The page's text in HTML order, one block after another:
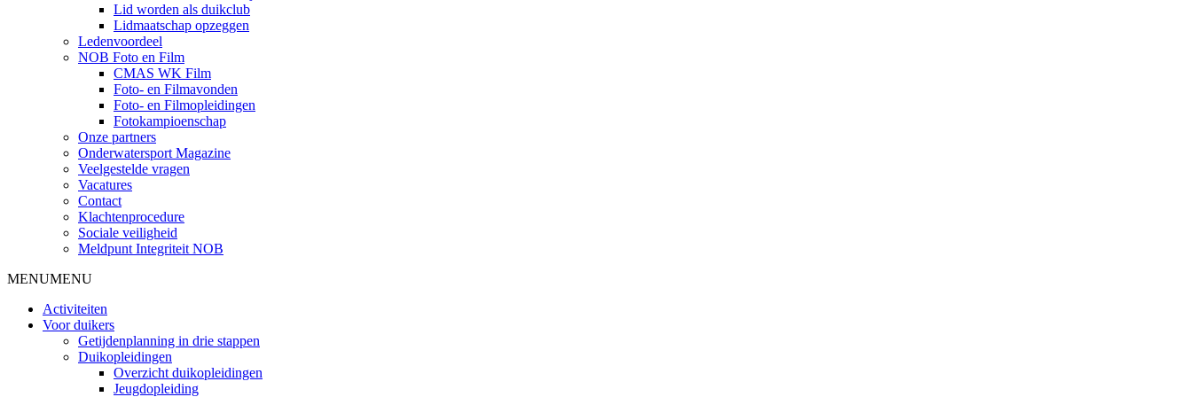
Lid worden als duikclub
Lidmaatschap opzeggen
Ledenvoordeel
NOB Foto en Film
CMAS WK Film
Foto- en Filmavonden
Foto- en Filmopleidingen
Fotokampioenschap
Onze partners
Onderwatersport Magazine
Veelgestelde vragen
Vacatures
Contact
Klachtenprocedure
Sociale veiligheid
Meldpunt Integriteit NOB
MENUMENU
Activiteiten
Voor duikers
Getijdenplanning in drie stappen
Duikopleidingen
Overzicht duikopleidingen
Jeugdopleiding